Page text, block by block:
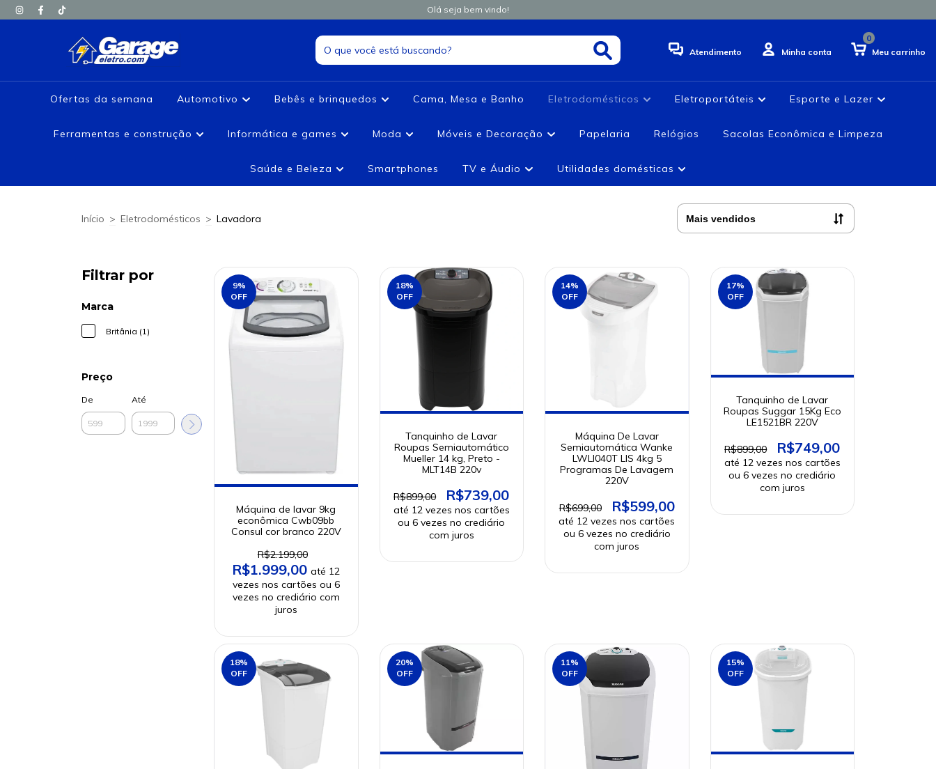
Olá seja bem vindo!
Atendimento Minha conta Meu carrinho
0
Ofertas da semana Automotivo Bebês e brinquedos Cama, Mesa e Banho Eletrodomésticos Eletroportáteis Esporte e Lazer
Ferramentas e construção Informática e games Moda Móveis e Decoração Papelaria Relógios Sacolas Econômica e Limpeza
Saúde e Beleza Smartphones TV e Áudio Utilidades domésticas
Início > Eletrodomésticos > Lavadora
Filtrar por
Marca
Britânia (1)
Preço
De Até
9%
OFF
Máquina de lavar 9kg
econômica Cwb09bb
Consul cor branco 220V
R$2.199,00
R$1.999,00
18%
OFF
Tanquinho de Lavar
Roupas Semiautomático
Mueller 14 kg, Preto -
MLT14B 220v
R$899,00 R$739,00
14%
OFF
Máquina De Lavar
Semiautomática Wanke
LWLI040T LIS 4kg 5
Programas De Lavagem
220V
R$699,00 R$599,00
17%
OFF
Tanquinho de Lavar
Roupas Suggar 15Kg Eco
LE1521BR 220V
R$899,00 R$749,00
18%
OFF
20%
OFF
11%
OFF
15%
OFF